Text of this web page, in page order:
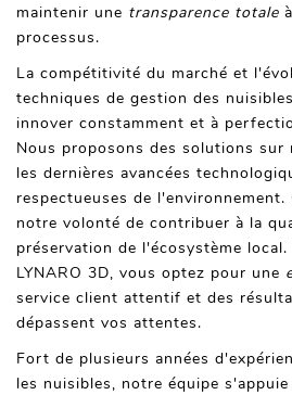
maintenir une transparence totale
processus.
La compétitivité du marché et
techniques de gestion des
innover constamment et à
Nous proposons des solutions sur
les dernières avancées
respectueuses de
notre volonté de contribuer à la
préservation de l'écosystème
LYNARO 3D, vous optez pour une
service client attentif et des
dépassent vos attentes.
Fort de plusieurs années
les nuisibles, notre équipe